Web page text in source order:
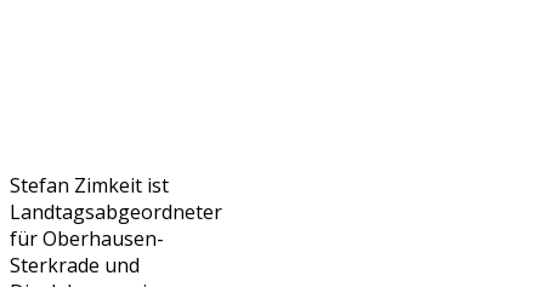
Stefan Zimkeit ist
Landtagsabgeordneter
für Oberhausen-
Sterkrade und